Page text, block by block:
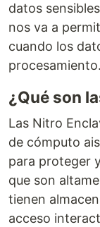
datos
nos va a
cuando los
procesamiento.
¿Qué son
Las Nitro
de cómputo
para proteger
que son
tienen
acceso